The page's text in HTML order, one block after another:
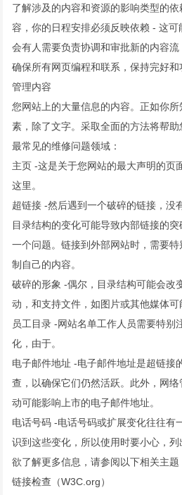
了解涉及的内容和资源的影响类型的
容，你的日程安排必须反映依赖 - 这可
会有人需要负责协调和审批新的内容
确保所有网页编程和联系，保持完好和
管理内容
您网站上的大量信息的内容。正如你
素，除了文字。采取全面的方法将帮助
最常见的维修问题领域：
主页 -这是关于您网站的最大声明的页
这里。
超链接 -然后遇到一个破碎的链接，没
目录结构的变化可能导致内部链接的
一个问题。链接到外部网站时，需要
制自己的内容。
破碎的形象 -偶尔，目录结构可能会改
动，和支持文件，如图片或其他媒体可
员工目录 -网站名单工作人员需要特别
化，由于。
电子邮件地址 -电子邮件地址是超链接
查，以确保它们仍然活跃。此外，网
动可能影响上市的电子邮件地址。
电话号码 -电话号码或扩展变化往往有
识到这些变化，所以使用时要小心，列
欲了解更多信息，请参阅以下相关主题
链接检查（W3C.org）